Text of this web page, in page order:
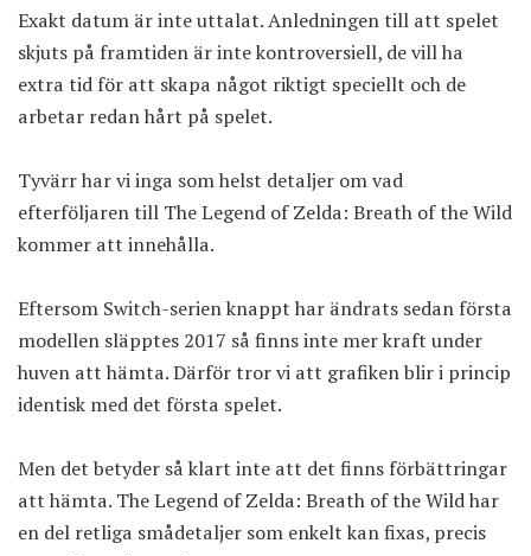
Exakt datum är inte uttalat. Anledningen till att spelet
skjuts på framtiden är inte kontroversiell, de vill ha
extra tid för att skapa något riktigt speciellt och de
arbetar redan hårt på spelet.
Tyvärr har vi inga som helst detaljer om vad
efterföljaren till The Legend of Zelda: Breath of the Wild
kommer att innehålla.
Eftersom Switch-serien knappt har ändrats sedan första
modellen släpptes 2017 så finns inte mer kraft under
huven att hämta. Därför tror vi att grafiken blir i princip
identisk med det första spelet.
Men det betyder så klart inte att det finns förbättringar
att hämta. The Legend of Zelda: Breath of the Wild har
en del retliga smådetaljer som enkelt kan fixas, precis